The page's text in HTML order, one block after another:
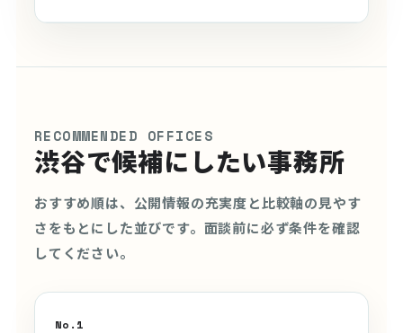
RECOMMENDED OFFICES
渋谷で候補にしたい事務所
おすすめ順は、公開情報の充実度と比較軸の見やす
さをもとにした並びです。面談前に必ず条件を確認
してください。
No.1